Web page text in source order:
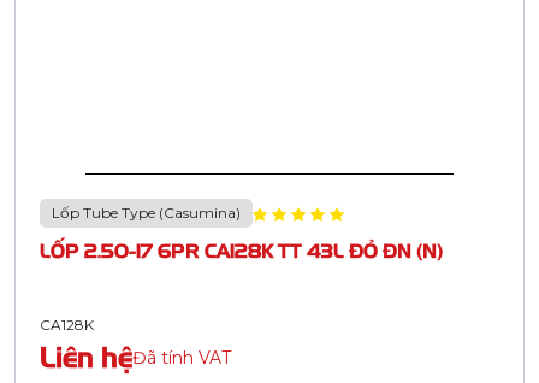
Lốp Tube Type (Casumina)
LỐP 2.50-17 6PR CA128K TT 43L ĐỎ ĐN (N)
CA128K
Liên hệĐã tính VAT